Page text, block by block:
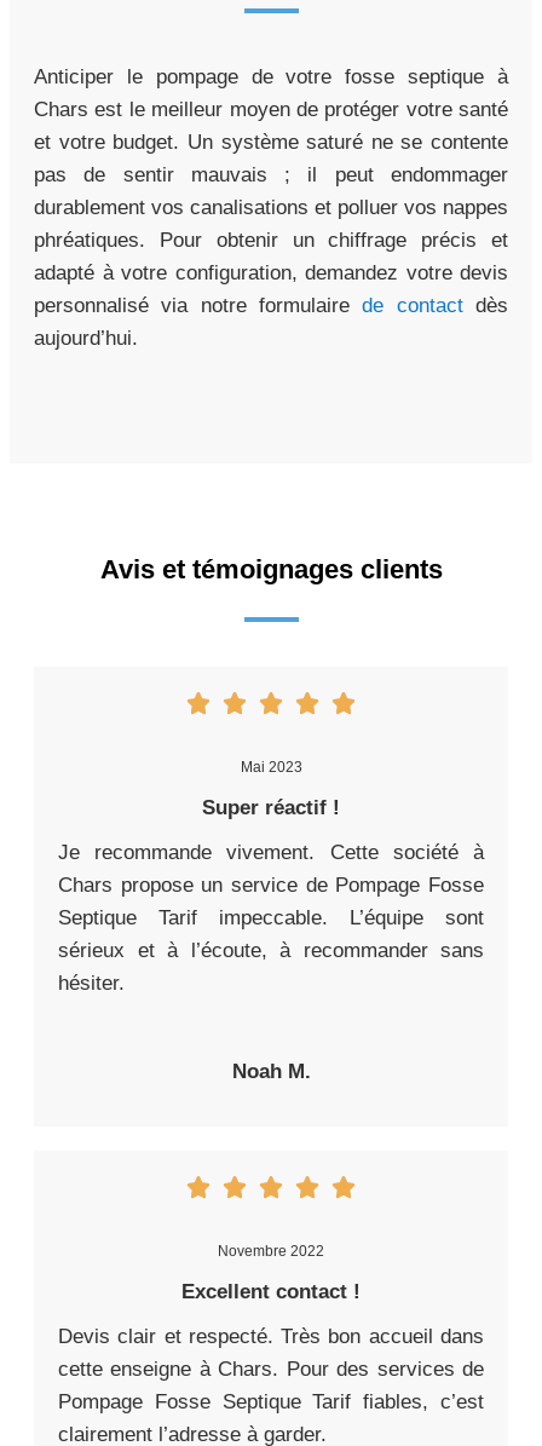
Anticiper le pompage de votre fosse septique à
Chars est le meilleur moyen de protéger votre santé
et votre budget. Un système saturé ne se contente
pas de sentir mauvais ; il peut endommager
durablement vos canalisations et polluer vos nappes
phréatiques. Pour obtenir un chiffrage précis et
adapté à votre configuration, demandez votre devis
personnalisé via notre formulairede contactdès
aujourd’hui.
Avis et témoignages clients
Mai 2023
Super réactif !
Je recommande vivement. Cette société à
Chars propose un service de Pompage Fosse
Septique Tarif impeccable. L’équipe sont
sérieux et à l’écoute, à recommander sans
hésiter.
Noah M.
Novembre 2022
Excellent contact !
Devis clair et respecté. Très bon accueil dans
cette enseigne à Chars. Pour des services de
Pompage Fosse Septique Tarif fiables, c’est
clairement l’adresse à garder.